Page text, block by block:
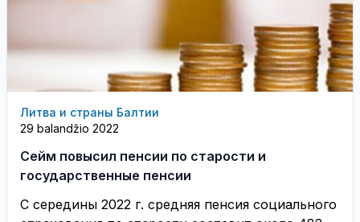
Литва и страны Балтии
29 balandžio 2022
Сейм повысил пенсии по старости и
государственные пенсии
С середины 2022 г. средняя пенсия социального